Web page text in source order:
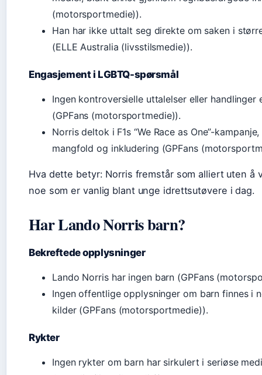
(motorsportmedie)).
Han har ikke uttalt seg direkte om saken i
(ELLE Australia (livsstilsmedie)).
Engasjement i LGBTQ-spørsmål
Ingen kontroversielle uttalelser eller handlinger
(GPFans (motorsportmedie)).
Norris deltok i F1s “We Race as One”-
mangfold og inkludering (GPFans
Hva dette betyr: Norris fremstår som alliert uten å
noe som er vanlig blant unge idrettsutøvere i dag.
Har Lando Norris barn?
Bekreftede opplysninger
Lando Norris har ingen barn (GPFans
Ingen offentlige opplysninger om barn finnes i
kilder (GPFans (motorsportmedie)).
Rykter
Ingen rykter om barn har sirkulert i seriøse